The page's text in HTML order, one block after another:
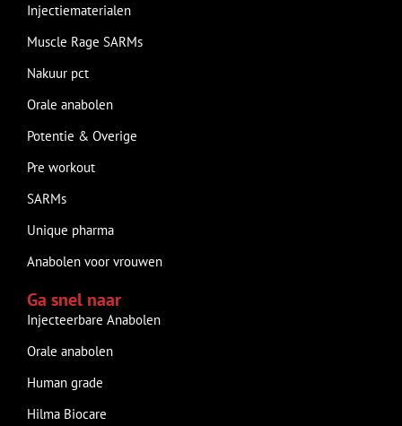
Injectiematerialen
Muscle Rage SARMs
Nakuur pct
Orale anabolen
Potentie & Overige
Pre workout
SARMs
Unique pharma
Anabolen voor vrouwen
Ga snel naar
Injecteerbare Anabolen
Orale anabolen
Human grade
Hilma Biocare